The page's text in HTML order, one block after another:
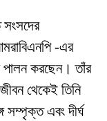
সংসদের
-এর
পালন করছেন। তাঁর
থেকেই তিনি
সম্পৃক্ত এবং দীর্ঘ